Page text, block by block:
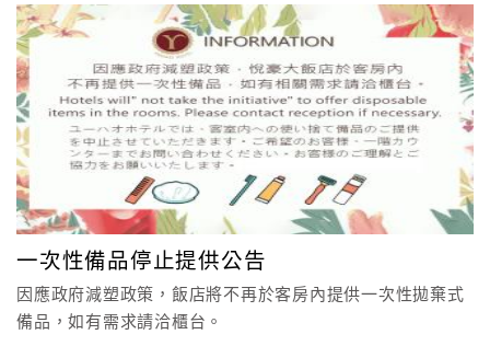
地
圖
顧
客
服
務
顧
滿
意
一次性備品停止提供公告
因應政府減塑政策，飯店將不再於客房內提供一次性拋棄式
備品，如有需求請洽櫃台。